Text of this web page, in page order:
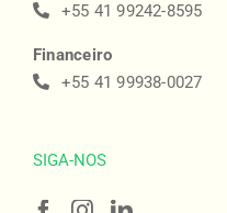
+55 41 99242-8595
Financeiro
+55 41 99938-0027
SIGA-NOS